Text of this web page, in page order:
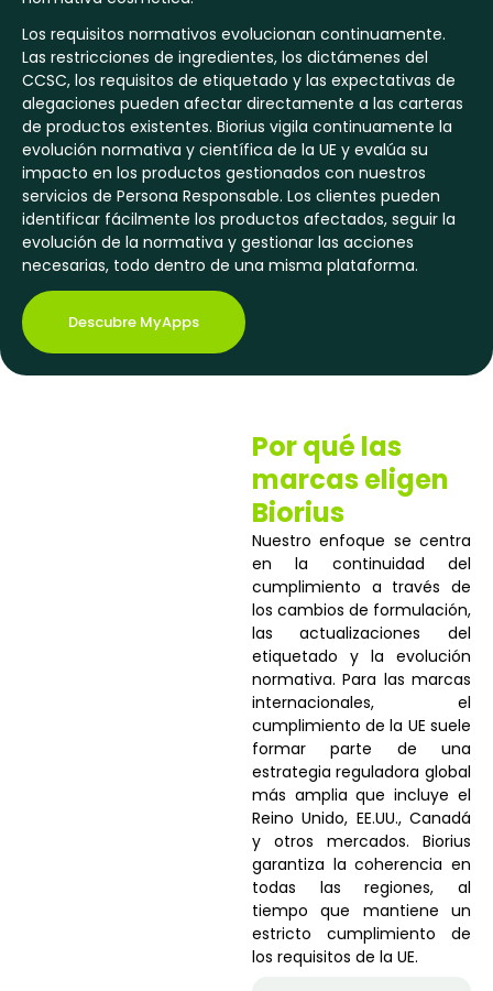
Los requisitos normativos evolucionan continuamente.
Las restricciones de ingredientes, los dictámenes del
CCSC, los requisitos de etiquetado y las expectativas de
alegaciones pueden afectar directamente a las carteras
de productos existentes. Biorius vigila continuamente la
evolución normativa y científica de la UE y evalúa su
impacto en los productos gestionados con nuestros
servicios de Persona Responsable. Los clientes pueden
identificar fácilmente los productos afectados, seguir la
evolución de la normativa y gestionar las acciones
necesarias, todo dentro de una misma plataforma.
Descubre MyApps
Por qué las
marcas eligen
Biorius
Nuestro enfoque se centra
en la continuidad del
cumplimiento a través de
los cambios de formulación,
las actualizaciones del
etiquetado y la evolución
normativa. Para las marcas
internacionales, el
cumplimiento de la UE suele
formar parte de una
estrategia reguladora global
más amplia que incluye el
Reino Unido, EE.UU., Canadá
y otros mercados. Biorius
garantiza la coherencia en
todas las regiones, al
tiempo que mantiene un
estricto cumplimiento de
los requisitos de la UE.